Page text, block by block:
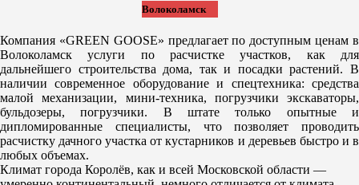
Волоколамск
Компания «GREEN GOOSE» предлагает по доступным ценам в
Волоколамск услуги по расчистке участков, как для
дальнейшего строительства дома, так и посадки растений. В
наличии современное оборудование и спецтехника: средства
малой механизации, мини-техника, погрузчики экскаваторы,
бульдозеры, погрузчики. В штате только опытные и
дипломированные специалисты, что позволяет проводить
расчистку дачного участка от кустарников и деревьев быстро и в
любых объемах.
Климат города Королёв, как и всей Московской области —